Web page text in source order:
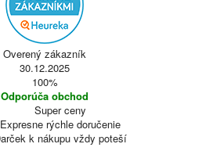
Overený zákazník
30.12.2025
100%
Odporúča obchod
Super ceny
Expresne rýchle doručenie
k nákupu vždy poteší